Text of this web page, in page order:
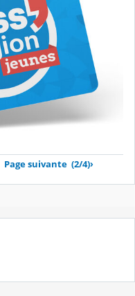
Page suivante (2/4)›